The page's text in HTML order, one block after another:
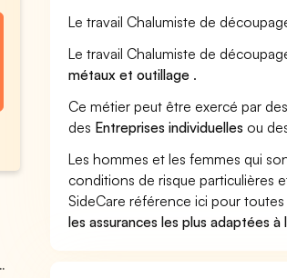
Le travail Chalumiste de
Le travail Chalumiste de
métaux et outillage .
Ce métier peut être exercé par
des Entreprises individuelles ou
Les hommes et les femmes qui
conditions de risque particulières
SideCare référence ici pour
les assurances les plus adaptées à